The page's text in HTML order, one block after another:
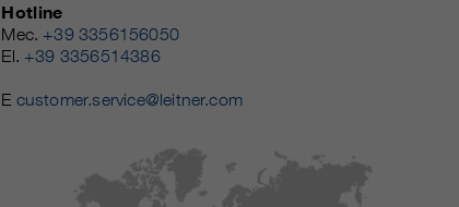
Hotline
Mec. +39 3356156050
El. +39 3356514386
E customer.service@leitner.com